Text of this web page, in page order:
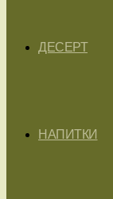
ДЕСЕРТ
НАПИТКИ